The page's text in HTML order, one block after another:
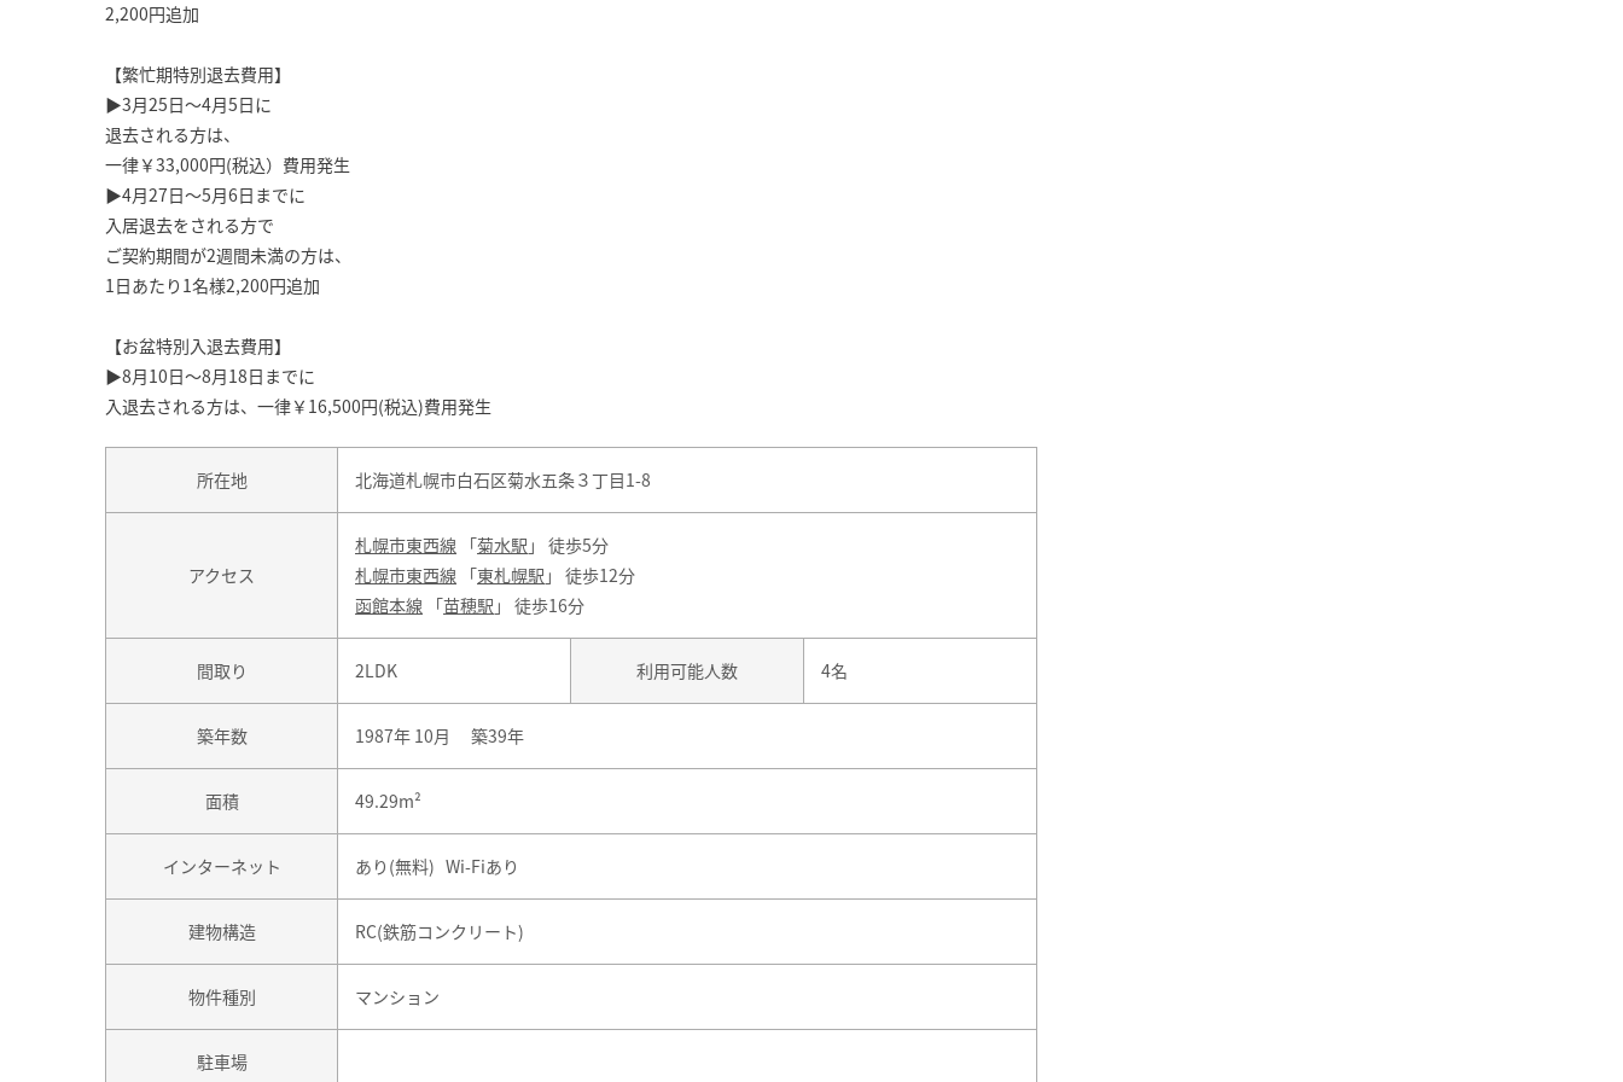
2,200円追加
【繁忙期特別退去費用】
▶3月25日～4月5日に
退去される方は、
一律￥33,000円(税込）費用発生
▶4月27日～5月6日までに
入居退去をされる方で
ご契約期間が2週間未満の方は、
1日あたり1名様2,200円追加
【お盆特別入退去費用】
▶8月10日～8月18日までに
入退去される方は、一律￥16,500円(税込)費用発生
所在地 北海道札幌市白石区菊水五条３丁目1-8
アクセス
札幌市東西線 「菊水駅 」 徒歩5分
札幌市東西線 「東札幌駅 」 徒歩12分
函館本線 「苗穂駅 」 徒歩16分
間取り 2LDK 利用可能人数 4名
築年数 1987年 10月 築39年
面積 49.29m²
インターネット あり(無料) Wi-Fiあり
建物構造 RC(鉄筋コンクリート)
物件種別 マンション
駐車場